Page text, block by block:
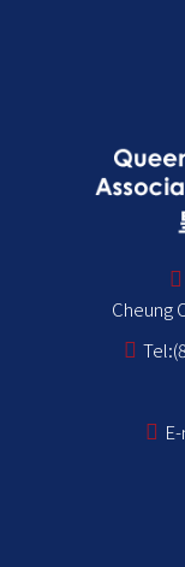
Cheung
Tel: